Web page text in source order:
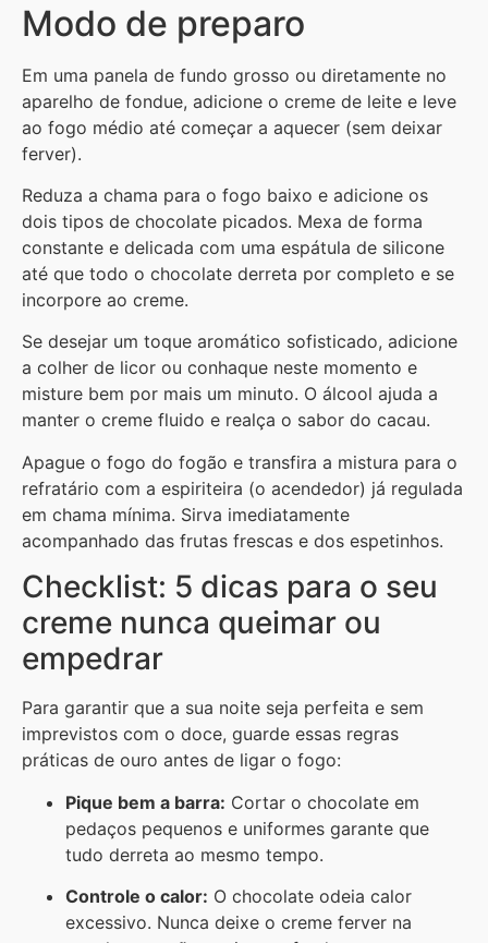
Modo de preparo
Em uma panela de fundo grosso ou diretamente no
aparelho de fondue, adicione o creme de leite e leve
ao fogo médio até começar a aquecer (sem deixar
ferver).
Reduza a chama para o fogo baixo e adicione os
dois tipos de chocolate picados. Mexa de forma
constante e delicada com uma espátula de silicone
até que todo o chocolate derreta por completo e se
incorpore ao creme.
Se desejar um toque aromático sofisticado, adicione
a colher de licor ou conhaque neste momento e
misture bem por mais um minuto. O álcool ajuda a
manter o creme fluido e realça o sabor do cacau.
Apague o fogo do fogão e transfira a mistura para o
refratário com a espiriteira (o acendedor) já regulada
em chama mínima. Sirva imediatamente
acompanhado das frutas frescas e dos espetinhos.
Checklist: 5 dicas para o seu
creme nunca queimar ou
empedrar
Para garantir que a sua noite seja perfeita e sem
imprevistos com o doce, guarde essas regras
práticas de ouro antes de ligar o fogo:
Pique bem a barra: Cortar o chocolate em
pedaços pequenos e uniformes garante que
tudo derreta ao mesmo tempo.
Controle o calor: O chocolate odeia calor
excessivo. Nunca deixe o creme ferver na